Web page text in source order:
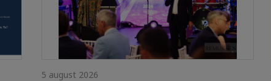
5 august 2026